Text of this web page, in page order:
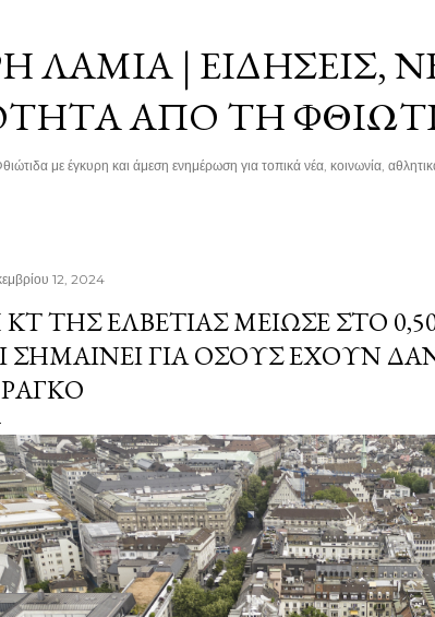
ΛΑΜΊΑ | ΕΙΔΉΣΕΙΣ,
ΑΠΌ ΤΗ
με έγκυρη και άμεση ενημέρωση για τοπικά νέα, κοινωνία, αθλητικά
12, 2024
ΤΗΣ ΕΛΒΕΤΊΑΣ ΜΕΊΩΣΕ ΣΤΟ
ΣΗΜΑΊΝΕΙ ΓΙΑ ΌΣΟΥΣ ΈΧΟΥΝ